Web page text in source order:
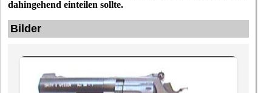
dahingehend einteilen sollte.
Bilder